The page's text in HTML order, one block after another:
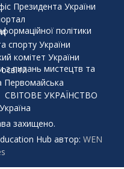
Президента України
спорту України
комітет України
та мистецької освіти
Первомайська
СВІТОВЕ УКРАЇНСТВО
захищено.
Hub автор: WEN